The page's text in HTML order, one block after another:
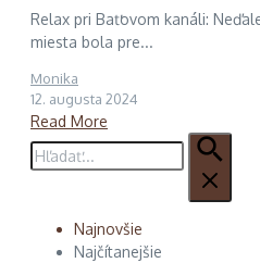
Relax pri Baťovom kanáli:
miesta bola pre...
Monika
12. augusta 2024
Read More
Hľadať:
Najnovšie
Najčítanejšie